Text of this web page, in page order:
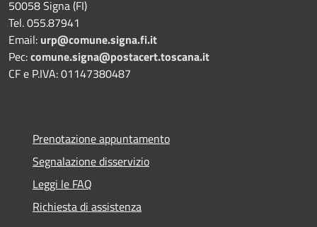
50058 Signa (FI)
Tel. 055.87941
Email: urp@comune.signa.fi.it
Pec:comune.signa@postacert.toscana.it
CF e P.IVA: 01147380487
Prenotazione appuntamento
Segnalazione disservizio
Leggi le FAQ
Richiesta di assistenza